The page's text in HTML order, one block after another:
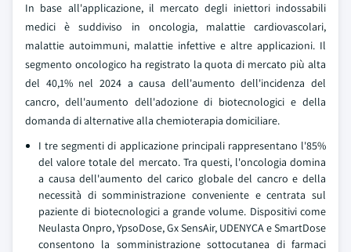
In base all'applicazione, il mercato degli iniettori indossabili
medici è suddiviso in oncologia, malattie cardiovascolari,
malattie autoimmuni, malattie infettive e altre applicazioni. Il
segmento oncologico ha registrato la quota di mercato più alta
del 40,1% nel 2024 a causa dell'aumento dell'incidenza del
cancro, dell'aumento dell'adozione di biotecnologici e della
domanda di alternative alla chemioterapia domiciliare.
I tre segmenti di applicazione principali rappresentano l'85%
del valore totale del mercato. Tra questi, l'oncologia domina
a causa dell'aumento del carico globale del cancro e della
necessità di somministrazione conveniente e centrata sul
paziente di biotecnologici a grande volume. Dispositivi come
Neulasta Onpro, YpsoDose, Gx SensAir, UDENYCA e SmartDose
consentono la somministrazione sottocutanea di farmaci